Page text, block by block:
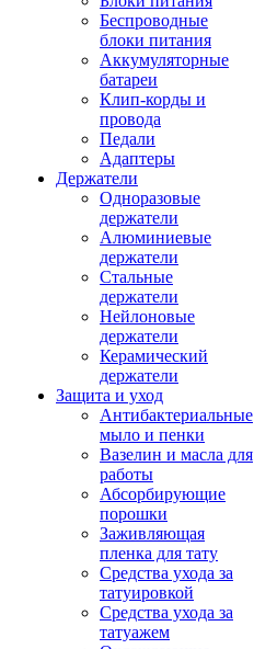
Беспроводные
блоки питания
Аккумуляторные
батареи
Клип-корды и
провода
Педали
Адаптеры
Держатели
Одноразовые
держатели
Алюминиевые
держатели
Стальные
держатели
Нейлоновые
держатели
Керамический
держатели
Защита и уход
Антибактериальные
мыло и пенки
Вазелин и масла для
работы
Абсорбирующие
порошки
Заживляющая
пленка для тату
Средства ухода за
татуировкой
Средства ухода за
татуажем